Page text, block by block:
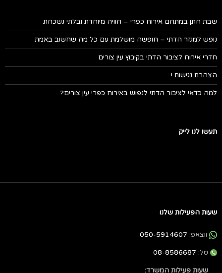
שבת חתן במתחם אירוח כפרי – חוויה מיוחדת ובלתי נשכחת
נופש למגזר הדתי – חופשה מושלמת עם כל מה שחשוב באמת
חדרי אירוח לציבור הדתי בקיבוץ עין צורים
הצהרת נגישות !
למה כדאי לציבור הדתי לנפוש באירוח כפרי עין צורים?
תעשו לנו לייק
שעות הפעילות שלנו
ווצאפ: 050-5914607
טל: 08-8586687
שעות פעילות המשרד: